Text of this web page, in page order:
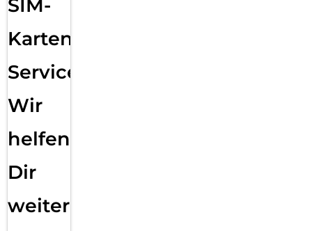
SIM-
Karten
Service:
Wir
helfen
Dir
weiter